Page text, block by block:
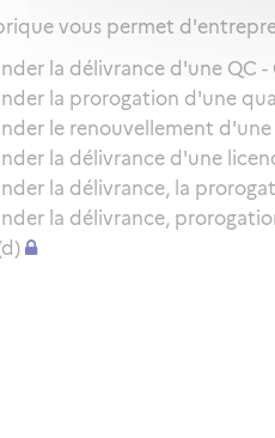
vous permet
la délivrance d'une QC -
la prorogation d'une
le renouvellement d'une
la délivrance d'une
la délivrance, la
la délivrance,